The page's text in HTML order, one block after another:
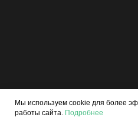
Мы используем cookie для более
работы сайта. Подробнее